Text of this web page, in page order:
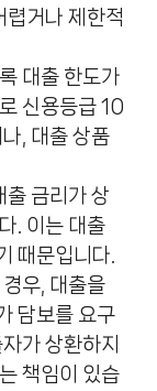
렵거나 제한적
대출 한도가
신용등급 10
, 대출 상품
출 금리가 상
. 이는 대출
때문입니다.
우, 대출을
담보를 요구
가 상환하지
책임이 있습